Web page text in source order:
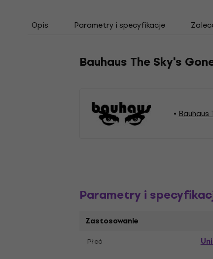
Opis Parametry i specyfikacje
Bauhaus The Sky's
Bauhaus
Parametry i
Zastosowanie
Płeć